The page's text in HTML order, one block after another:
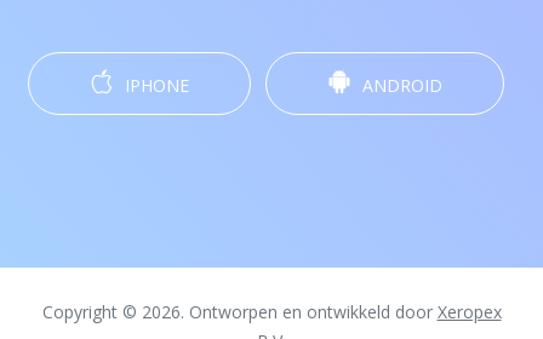
IPHONE ANDROID
Copyright © 2026. Ontworpen en ontwikkeld door Xeropex